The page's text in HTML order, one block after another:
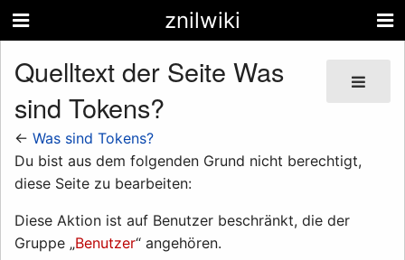
znilwiki
Quelltext der Seite Was
sind Tokens?
← Was sind Tokens?
Du bist aus dem folgenden Grund nicht berechtigt,
diese Seite zu bearbeiten:
Diese Aktion ist auf Benutzer beschränkt, die der
Gruppe „Benutzer“ angehören.